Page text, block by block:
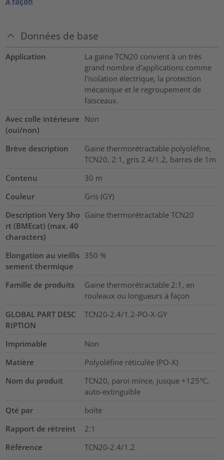
Données de base
Application
La gaine TCN20 convient à un très
grand nombre d'applications comme
l'isolation électrique, la protection
mécanique et le regroupement de
faisceaux.
Avec colle intérieure
(oui/non)
Non
Brève description
Gaine thermorétractable polyoléfine,
TCN20, 2:1, gris 2.4/1.2, barres de 1m
Contenu
30 m
Couleur
Gris (GY)
Description Very Sho
rt (BMEcat) (max. 40
characters)
Gaine thermorétractable TCN20
Elongation au vieillis
sement thermique
350 %
Famille de produits
Gaine thermorétractable 2:1, en
rouleaux ou longueurs à façon
GLOBAL PART DESC
RIPTION
TCN20-2.4/1.2-PO-X-GY
Imprimable
Non
Matière
Polyoléfine réticulée (PO-X)
Nom du produit
TCN20, paroi mince, jusque +125°C,
auto-extinguible
Qté par
boîte
Rapport de rétreint
2:1
Référence
TCN20-2.4/1.2